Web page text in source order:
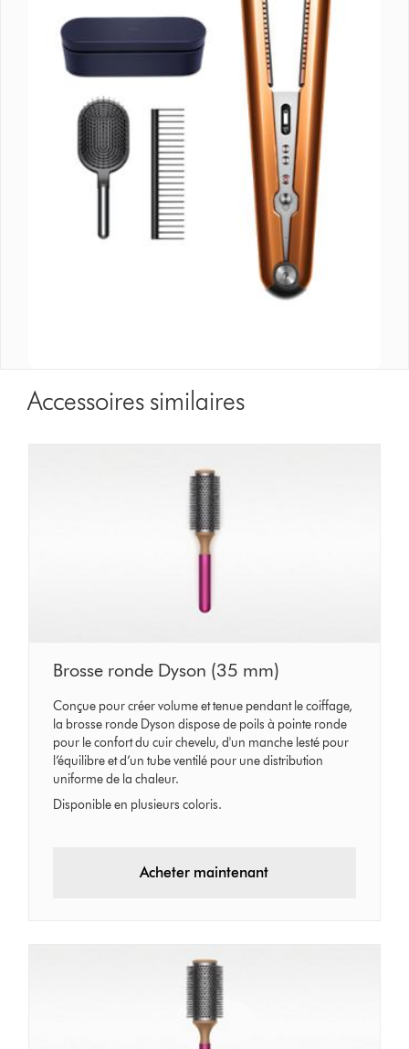
Accessoires similaires
Brosse ronde Dyson (35 mm)
Conçue pour créer volume et tenue pendant le coiffage,
la brosse ronde Dyson dispose de poils à pointe ronde
pour le confort du cuir chevelu, d'un manche lesté pour
l’équilibre et d’un tube ventilé pour une distribution
uniforme de la chaleur.
Disponible en plusieurs coloris.
Acheter maintenant